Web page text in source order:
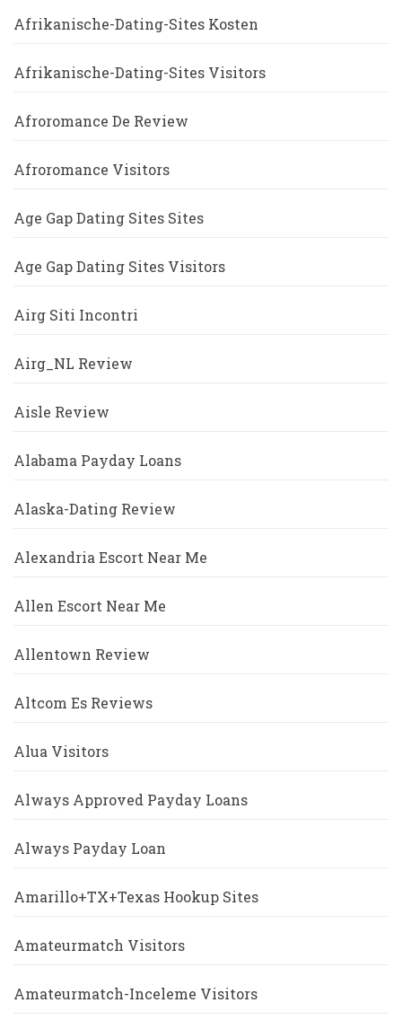
Afrikanische-Dating-Sites Kosten
Afrikanische-Dating-Sites Visitors
Afroromance De Review
Afroromance Visitors
Age Gap Dating Sites Sites
Age Gap Dating Sites Visitors
Airg Siti Incontri
Airg_NL Review
Aisle Review
Alabama Payday Loans
Alaska-Dating Review
Alexandria Escort Near Me
Allen Escort Near Me
Allentown Review
Altcom Es Reviews
Alua Visitors
Always Approved Payday Loans
Always Payday Loan
Amarillo+TX+Texas Hookup Sites
Amateurmatch Visitors
Amateurmatch-Inceleme Visitors